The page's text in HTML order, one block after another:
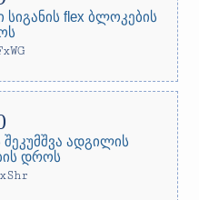
flex ბლოკების
ადგილის
დროს